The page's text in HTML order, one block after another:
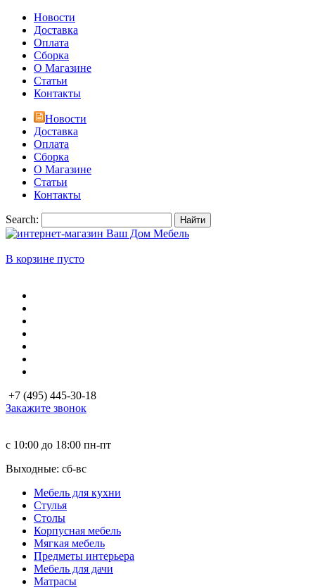
Новости
Доставка
Оплата
Сборка
О Магазине
Статьи
Контакты
Новости
Доставка
Оплата
Сборка
О Магазине
Статьи
Контакты
Search: Найти
В корзине пусто
+7 (495) 445-30-18
Закажите звонок
с 10:00 до 18:00 пн-пт
Выходные: сб-вc
Мебель для кухни
Стулья
Столы
Корпусная мебель
Мягкая мебель
Предметы интерьера
Мебель для дачи
Матраcы